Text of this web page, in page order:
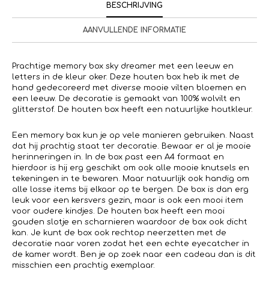
BESCHRIJVING
AANVULLENDE INFORMATIE
Prachtige memory box sky dreamer met een leeuw en
letters in de kleur oker. Deze houten box heb ik met de
hand gedecoreerd met diverse mooie vilten bloemen en
een leeuw. De decoratie is gemaakt van 100% wolvilt en
glitterstof. De houten box heeft een natuurlijke houtkleur.
Een memory box kun je op vele manieren gebruiken. Naast
dat hij prachtig staat ter decoratie. Bewaar er al je mooie
herinneringen in. In de box past een A4 formaat en
hierdoor is hij erg geschikt om ook alle mooie knutsels en
tekeningen in te bewaren. Maar natuurlijk ook handig om
alle losse items bij elkaar op te bergen. De box is dan erg
leuk voor een kersvers gezin, maar is ook een mooi item
voor oudere kindjes. De houten box heeft een mooi
gouden slotje en scharnieren waardoor de box ook dicht
kan. Je kunt de box ook rechtop neerzetten met de
decoratie naar voren zodat het een echte eyecatcher in
de kamer wordt. Ben je op zoek naar een cadeau dan is dit
misschien een prachtig exemplaar.